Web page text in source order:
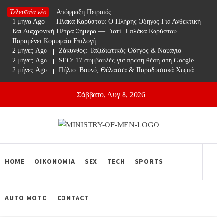
Skip
content
Τελευταία νέα
1 μήνα Ago
Απόφραξη Πειραιάς
1 μήνα Ago
Πλάκα Καρύστου: Ο Πλήρης Οδηγός Για Ανθεκτική
Και Διαχρονική Πέτρα Σήμερα — Γιατί Η πλάκα Καρύστου
Παραμένει Κορυφαία Επιλογή
2 μήνες Ago
Ζάκυνθος: Ταξιδιωτικός Οδηγός & Ναυάγιο
2 μήνες Ago
SEO: 17 συμβουλές για πρώτη θέση στη Google
2 μήνες Ago
Πήλιο: Βουνό, Θάλασσα & Παραδοσιακά Χωριά
Σάββατο, Αυγ 8, 2026
Ministry Of Men
HOME ΟΙΚΟΝΟΜΙΑ SEX TECH SPORTS
AUTO MOTO CONTACT